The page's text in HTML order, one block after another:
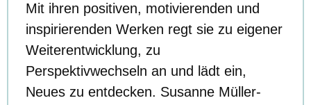
Mit ihren positiven, motivierenden und
inspirierenden Werken regt sie zu eigener
Weiterentwicklung, zu
Perspektivwechseln an und lädt ein,
Neues zu entdecken. Susanne Müller-